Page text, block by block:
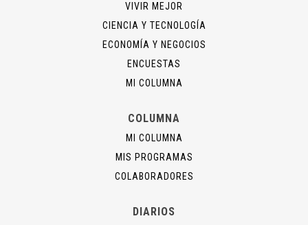
VIVIR MEJOR
CIENCIA Y TECNOLOGÍA
ECONOMÍA Y NEGOCIOS
ENCUESTAS
MI COLUMNA
COLUMNA
MI COLUMNA
MIS PROGRAMAS
COLABORADORES
DIARIOS